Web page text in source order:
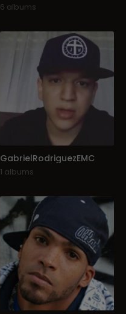
6 albums
GabrielRodriguezEMC
1 albums